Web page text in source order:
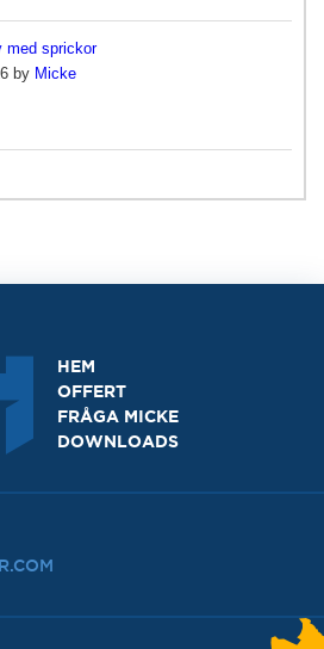
med sprickor
by Micke
HEM
OFFERT
FRÅGA MICKE
DOWNLOADS